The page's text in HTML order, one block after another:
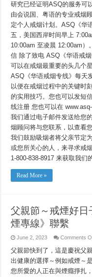
研究已经证明ASQ的服务可
由会说国、粤语的专业戒烟
定个人戒烟计划。ASQ《华
五，美国西岸时间早上
10:00am 至凌晨 12:00am）
信 除了致电 ASQ《华语戒
可以在戒烟最重要的头几个
ASQ《华语戒烟专线》每天
以便在戒烟过程中的关键时
的实用技巧。您也可以发短
线注册 您也可以在
我们通过电子邮件发送给您
烟顾问将与您联系，以查看
我们鼓励吸烟者将父亲节定
或您所关心的人，来寻求戒
1-800-838-8917 来获取我们
Read More »
父親節～戒煙好
煙專線》聯繫
June 2, 2023 Comments
父親節快到了，這是慶祝父
出健康的選擇～例如戒煙～
您所愛的人正在與煙癮掙扎